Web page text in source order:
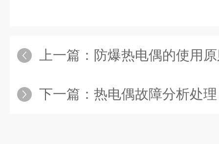
上一篇： 防爆热电偶的使用
下一篇： 热电偶故障分析处理